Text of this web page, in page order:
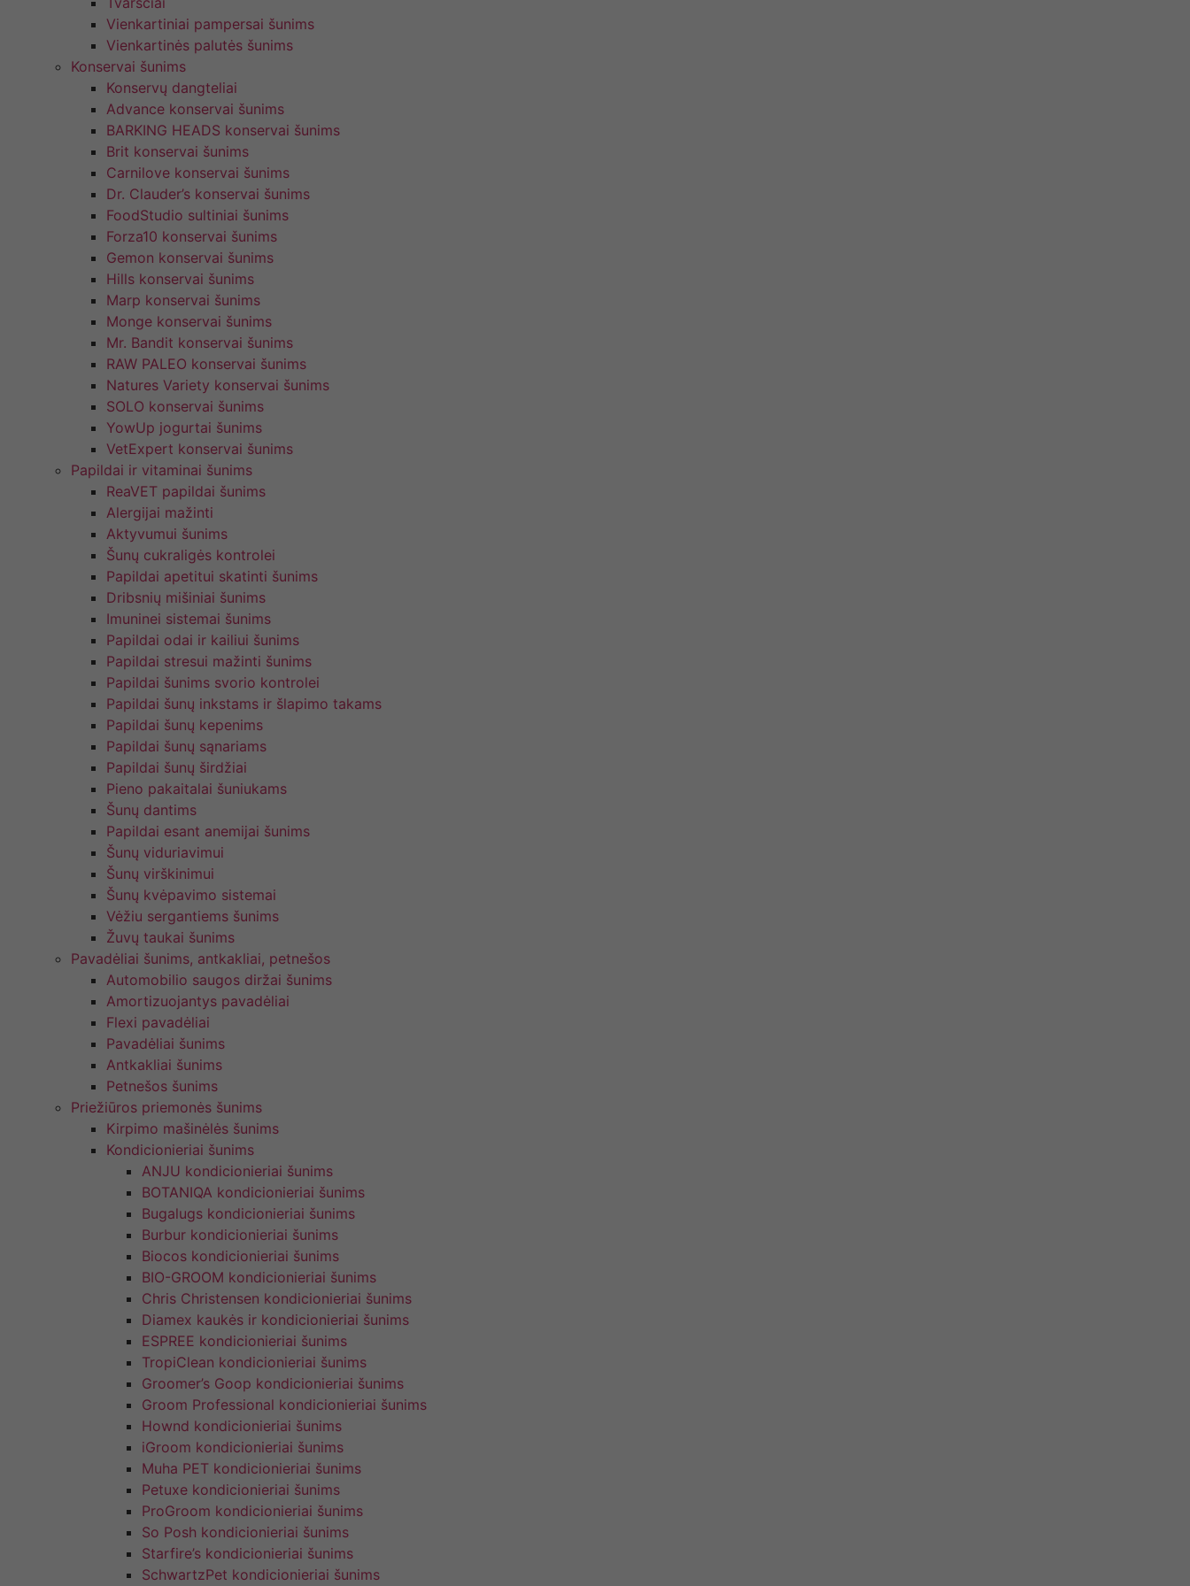
Vienkartiniai pampersai šunims
Vienkartinės palutės šunims
Konservai šunims
Konservų dangteliai
Advance konservai šunims
BARKING HEADS konservai šunims
Brit konservai šunims
Carnilove konservai šunims
Dr. Clauder’s konservai šunims
FoodStudio sultiniai šunims
Forza10 konservai šunims
Gemon konservai šunims
Hills konservai šunims
Marp konservai šunims
Monge konservai šunims
Mr. Bandit konservai šunims
RAW PALEO konservai šunims
Natures Variety konservai šunims
SOLO konservai šunims
YowUp jogurtai šunims
VetExpert konservai šunims
Papildai ir vitaminai šunims
ReaVET papildai šunims
Alergijai mažinti
Aktyvumui šunims
Šunų cukraligės kontrolei
Papildai apetitui skatinti šunims
Dribsnių mišiniai šunims
Imuninei sistemai šunims
Papildai odai ir kailiui šunims
Papildai stresui mažinti šunims
Papildai šunims svorio kontrolei
Papildai šunų inkstams ir šlapimo takams
Papildai šunų kepenims
Papildai šunų sąnariams
Papildai šunų širdžiai
Pieno pakaitalai šuniukams
Šunų dantims
Papildai esant anemijai šunims
Šunų viduriavimui
Šunų virškinimui
Šunų kvėpavimo sistemai
Vėžiu sergantiems šunims
Žuvų taukai šunims
Pavadėliai šunims, antkakliai, petnešos
Automobilio saugos diržai šunims
Amortizuojantys pavadėliai
Flexi pavadėliai
Pavadėliai šunims
Antkakliai šunims
Petnešos šunims
Priežiūros priemonės šunims
Kirpimo mašinėlės šunims
Kondicionieriai šunims
ANJU kondicionieriai šunims
BOTANIQA kondicionieriai šunims
Bugalugs kondicionieriai šunims
Burbur kondicionieriai šunims
Biocos kondicionieriai šunims
BIO-GROOM kondicionieriai šunims
Chris Christensen kondicionieriai šunims
Diamex kaukės ir kondicionieriai šunims
ESPREE kondicionieriai šunims
TropiClean kondicionieriai šunims
Groomer’s Goop kondicionieriai šunims
Groom Professional kondicionieriai šunims
Hownd kondicionieriai šunims
iGroom kondicionieriai šunims
Muha PET kondicionieriai šunims
Petuxe kondicionieriai šunims
ProGroom kondicionieriai šunims
So Posh kondicionieriai šunims
Starfire’s kondicionieriai šunims
SchwartzPet kondicionieriai šunims